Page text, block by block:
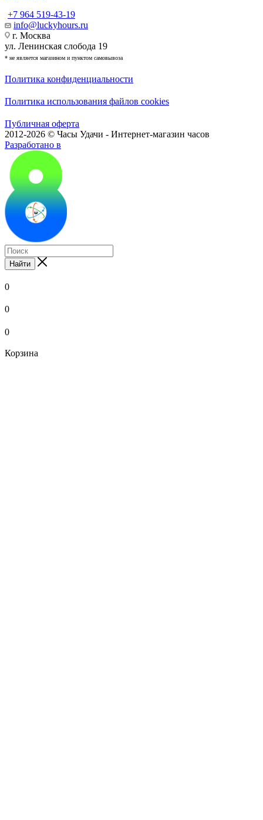
+7 964 519-43-19
info@luckyhours.ru
г. Москва
ул. Ленинская слобода 19
* не является магазином и пунктом самовывоза
Политика конфиденциальности
Политика использования файлов cookies
Публичная оферта
2012-2026 © Часы Удачи - Интернет-магазин часов
Разработано в
Найти
0
0
0
Корзина